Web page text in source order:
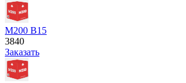
М200 В15
3840
Заказать